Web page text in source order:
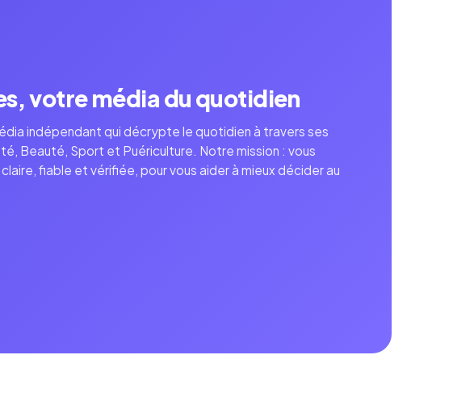
votre média du quotidien
indépendant qui décrypte le quotidien à travers ses
Beauté, Sport et Puériculture. Notre mission : vous
fiable et vérifiée, pour vous aider à mieux décider au